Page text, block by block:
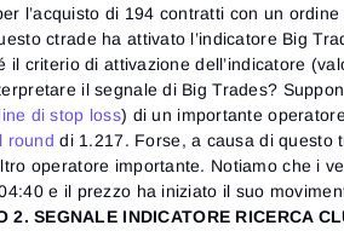
l’acquisto di 194 contratti con un
ctrade ha attivato l’indicatore Big
il criterio di attivazione dell’indicatore
il segnale di Big Trades?
di stop loss) di un importante
round di 1.217. Forse, a causa di questo
operatore importante. Notiamo che i
e il prezzo ha iniziato il suo
2. SEGNALE INDICATORE RICERCA